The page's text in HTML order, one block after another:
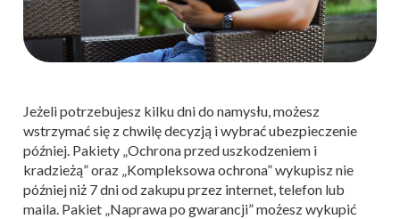
Jeżeli potrzebujesz kilku dni do namysłu, możesz
wstrzymać się z chwilę decyzją i wybrać ubezpieczenie
później. Pakiety „Ochrona przed uszkodzeniem i
kradzieżą” oraz „Kompleksowa ochrona” wykupisz nie
później niż 7 dni od zakupu przez internet, telefon lub
maila. Pakiet „Naprawa po gwarancji” możesz wykupić